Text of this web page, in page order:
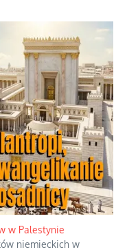
w Palestynie
niemieckich w